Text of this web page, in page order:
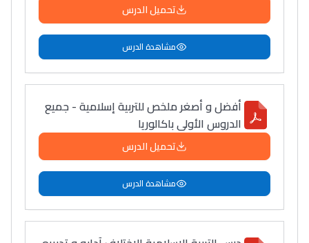
تحميل الدرس
مشاهدة الدرس
أفضل و أصغر ملخص للتربية إسلامية - جميع
الدروس الأولى باكالوريا
تحميل الدرس
مشاهدة الدرس